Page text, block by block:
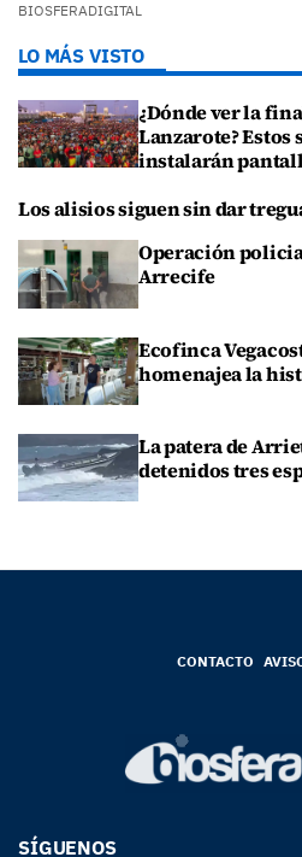
BIOSFERADIGITAL
LO MÁS VISTO
¿Dónde ver la
Lanzarote?
instalarán
Los alisios siguen sin dar
Operación
Arrecife
Ecofinca
homenajea la
La patera de
detenidos tres
CONTACTO
SÍGUENOS